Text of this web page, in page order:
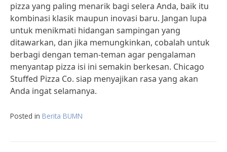
pizza yang paling menarik bagi selera Anda, baik itu
kombinasi klasik maupun inovasi baru. Jangan lupa
untuk menikmati hidangan sampingan yang
ditawarkan, dan jika memungkinkan, cobalah untuk
berbagi dengan teman-teman agar pengalaman
menyantap pizza isi ini semakin berkesan. Chicago
Stuffed Pizza Co. siap menyajikan rasa yang akan
Anda ingat selamanya.
Posted in Berita BUMN